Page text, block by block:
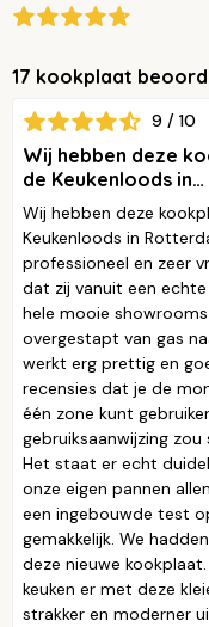
17 kookplaat
9 / 10
Wij hebben deze
de Keukenloods in…
Wij hebben deze
Keukenloods in
professioneel en zeer
dat zij vanuit een
hele mooie
overgestapt van gas
werkt erg prettig en
recensies dat je de
één zone kunt
gebruiksaanwijzing
Het staat er echt
onze eigen pannen
een ingebouwde test
gemakkelijk. We
deze nieuwe
keuken er met deze
strakker en moderner